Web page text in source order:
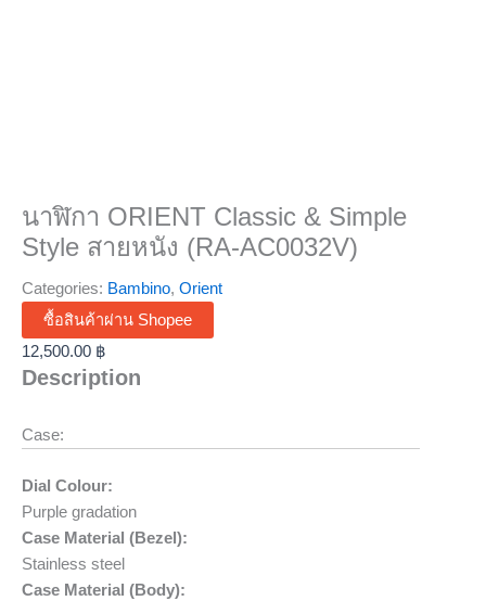
นาฬิกา ORIENT Classic & Simple
Style สายหนัง (RA-AC0032V)
Categories: Bambino, Orient
ซื้อสินค้าผ่าน Shopee
12,500.00 ฿
Description
Case:
Dial Colour:
Purple gradation
Case Material (Bezel):
Stainless steel
Case Material (Body):